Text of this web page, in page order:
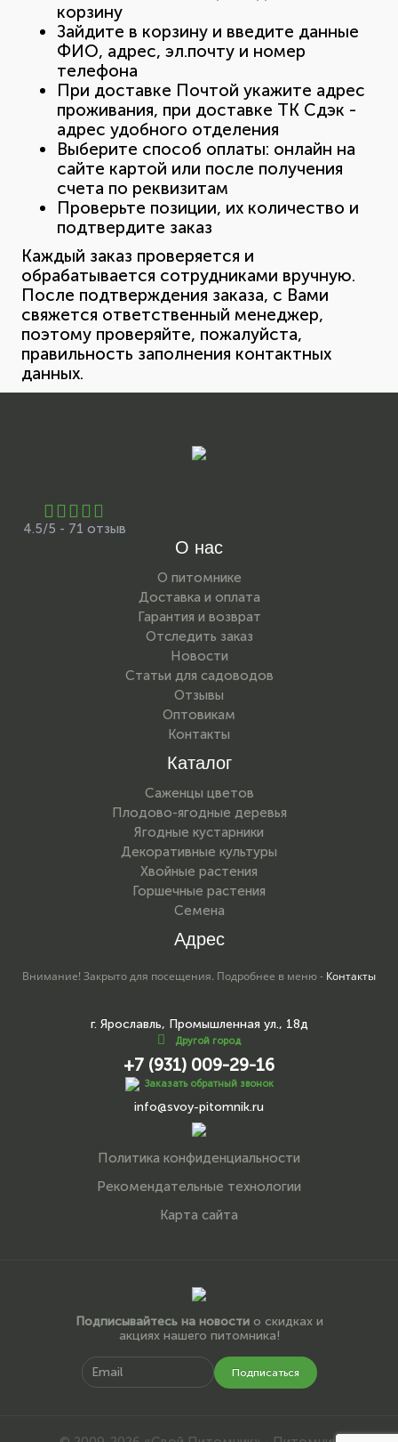
корзину
Зайдите в корзину и введите данные
ФИО, адрес, эл.почту и номер
телефона
При доставке Почтой укажите адрес
проживания, при доставке ТК Сдэк -
адрес удобного отделения
Выберите способ оплаты: онлайн на
сайте картой или после получения
счета по реквизитам
Проверьте позиции, их количество и
подтвердите заказ
Каждый заказ проверяется и
обрабатывается сотрудниками вручную.
После подтверждения заказа, с Вами
свяжется ответственный менеджер,
поэтому проверяйте, пожалуйста,
правильность заполнения контактных
данных.
4.5/5 - 71 отзыв
О нас
О питомнике
Доставка и оплата
Гарантия и возврат
Отследить заказ
Новости
Статьи для садоводов
Отзывы
Оптовикам
Контакты
Каталог
Саженцы цветов
Плодово-ягодные деревья
Ягодные кустарники
Декоративные культуры
Хвойные растения
Горшечные растения
Семена
Адрес
Внимание! Закрыто для посещения. Подробнее в меню - Контакты
г. Ярославль, Промышленная ул., 18д
Другой город
+7 (931) 009-29-16
Заказать обратный звонок
info@svoy-pitomnik.ru
Политика конфиденциальности
Рекомендательные технологии
Карта сайта
Подписывайтесь на новостио скидках и
акциях нашего питомника!
Подписаться